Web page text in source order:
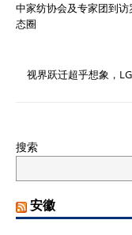
中家纺协会及专家团到
态圈
视界跃迁超乎想象，
搜索
安徽